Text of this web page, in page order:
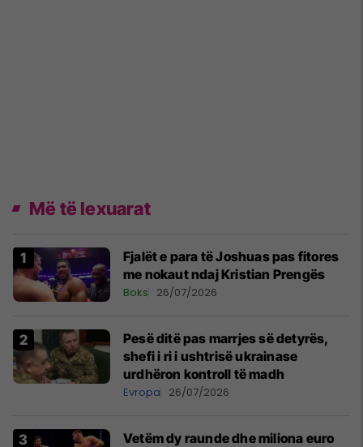
Më të lexuarat
Fjalët e para të Joshuas pas fitores
me nokaut ndaj Kristian Prengës
Boks 26/07/2026
Pesë ditë pas marrjes së detyrës,
shefi i ri i ushtrisë ukrainase
urdhëron kontroll të madh
Evropa 26/07/2026
Vetëm dy raunde dhe miliona euro